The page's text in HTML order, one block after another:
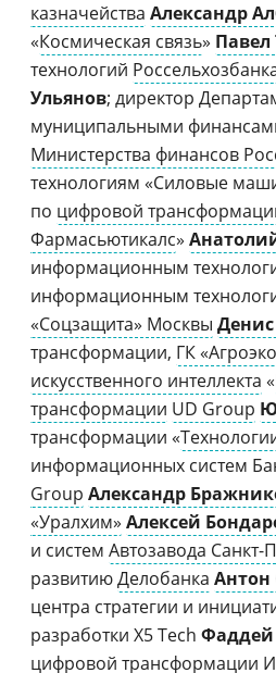
казначейства Александр
«Космическая связь» Павел
технологий
Ульянов; директор
муниципальными
Министерства финансов
технологиям «Силовые
по цифровой
Фармасьютикалс»
информационным
информационным
«Соцзащита» Москвы
трансформации, ГК
искусственного интеллекта «
трансформации UD Group
трансформации «
информационных систем
Group Александр
«Уралхим» Алексей
и систем Автозавода Санкт-
развитиюДелобанка Антон
центра стратегии и
разработки X5 Tech
цифровой трансформации